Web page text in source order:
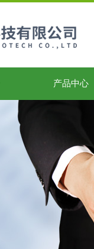
产品中心